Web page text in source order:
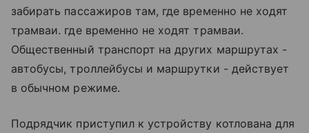
забирать пассажиров там, где временно не ходят
трамваи. где временно не ходят трамваи.
Общественный транспорт на других маршрутах -
автобусы, троллейбусы и маршрутки - действует
в обычном режиме.
Подрядчик приступил к устройству котлована для